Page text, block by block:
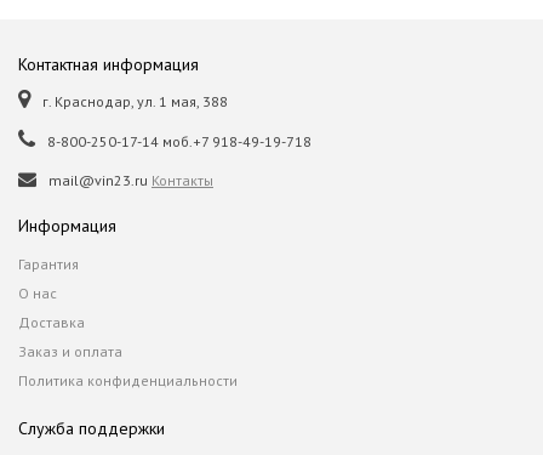
Контактная информация
г. Краснодар, ул. 1 мая, 388
8-800-250-17-14 моб.+7 918-49-19-718
mail@vin23.ru Контакты
Информация
Гарантия
О нас
Доставка
Заказ и оплата
Политика конфиденциальности
Служба поддержки